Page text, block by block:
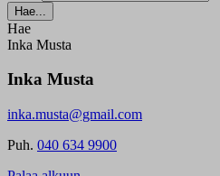
Hae...
Hae
Inka Musta
Inka Musta
inka.musta@gmail.com
Puh. 040 634 9900